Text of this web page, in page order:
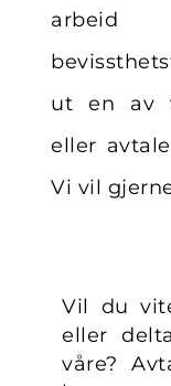
ut en av
eller
Vi vil
Vil du
eller
våre?